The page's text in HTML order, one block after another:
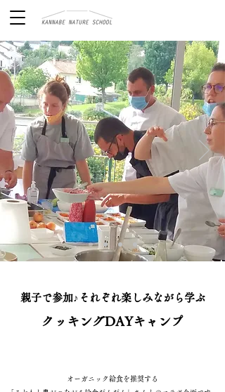
親子で参加♪それぞれ楽しみながら学ぶ
クッキングDAYキャンプ
オーガニック給食を推奨する